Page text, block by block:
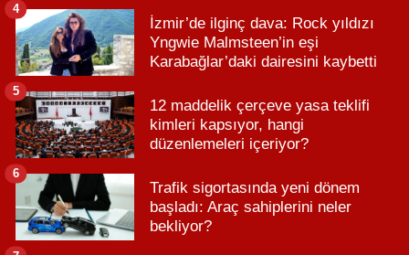
İzmir’de ilginç dava: Rock yıldızı
Yngwie Malmsteen’in eşi
Karabağlar’daki dairesini kaybetti
4
12 maddelik çerçeve yasa teklifi
kimleri kapsıyor, hangi
düzenlemeleri içeriyor?
5
Trafik sigortasında yeni dönem
başladı: Araç sahiplerini neler
bekliyor?
6